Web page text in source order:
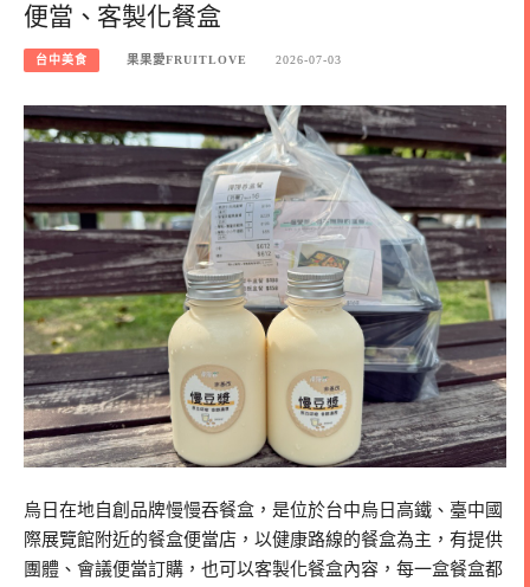
便當、客製化餐盒
台中美食 果果愛FRUITLOVE 2026-07-03
烏日在地自創品牌慢慢吞餐盒，是位於台中烏日高鐵、臺中國
際展覽館附近的餐盒便當店，以健康路線的餐盒為主，有提供
團體、會議便當訂購，也可以客製化餐盒內容，每一盒餐盒都